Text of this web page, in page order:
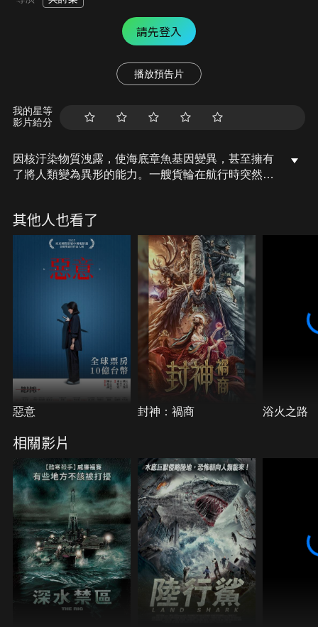
請先登入
播放預告片
我的星等
影片給分
因核汙染物質洩露，使海底章魚基因變異，甚至擁有
了將人類變為異形的能力。一艘貨輪在航行時突然遭
其他人也看了
惡意 封神：禍商 浴火之路
相關影片